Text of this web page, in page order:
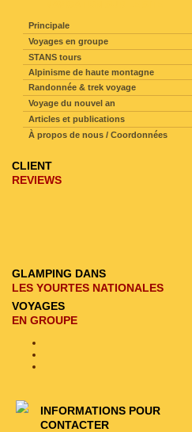
Principale
Voyages en groupe
STANS tours
Alpinisme de haute montagne
Randonnée & trek voyage
Voyage du nouvel an
Articles et publications
À propos de nous / Coordonnées
CLIENT
REVIEWS
GLAMPING DANS
LES YOURTES NATIONALES
VOYAGES
EN GROUPE
INFORMATIONS POUR
CONTACTER